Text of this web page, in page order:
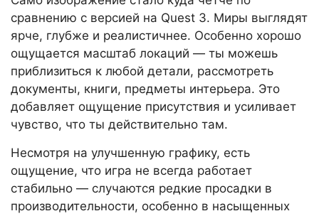
сравнению с версией на Quest 3. Миры выглядят
ярче, глубже и реалистичнее. Особенно хорошо
ощущается масштаб локаций — ты можешь
приблизиться к любой детали, рассмотреть
документы, книги, предметы интерьера. Это
добавляет ощущение присутствия и усиливает
чувство, что ты действительно там.
Несмотря на улучшенную графику, есть
ощущение, что игра не всегда работает
стабильно — случаются редкие просадки в
производительности, особенно в насыщенных